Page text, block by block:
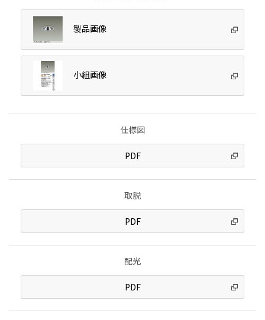
製品画像
小組画像
仕様図
PDF
取説
PDF
配光
PDF